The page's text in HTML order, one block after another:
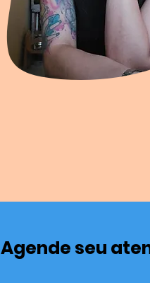
Agende seu